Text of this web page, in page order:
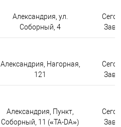
Александрия, ул.
Соборный, 4
Александрия, Нагорная,
121
Александрия, Пункт,
Соборный, 11 («TA-DA»)